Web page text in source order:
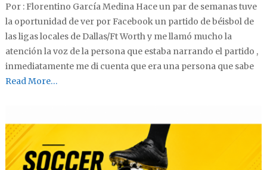
Por : Florentino García Medina Hace un par de semanas tuve
la oportunidad de ver por Facebook un partido de béisbol de
las ligas locales de Dallas/Ft Worth y me llamó mucho la
atención la voz de la persona que estaba narrando el partido ,
inmediatamente me di cuenta que era una persona que sabe
Read More…